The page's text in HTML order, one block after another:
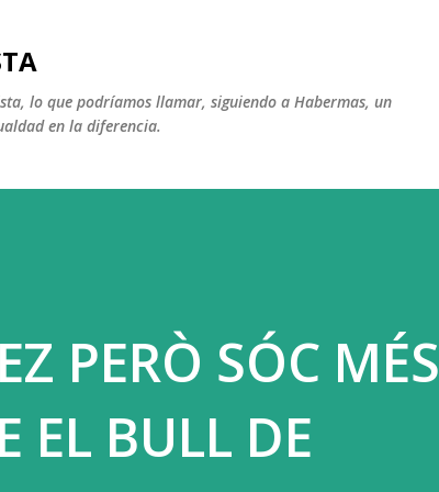
lo que podríamos llamar, siguiendo a Habermas, un
en la diferencia.
PERÒ SÓC MÉS
EL BULL DE